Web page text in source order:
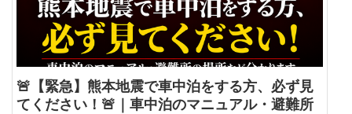
🚨【緊急】熊本地震で車中泊をする方、必ず見
てください！🚨｜車中泊のマニュアル・避難所